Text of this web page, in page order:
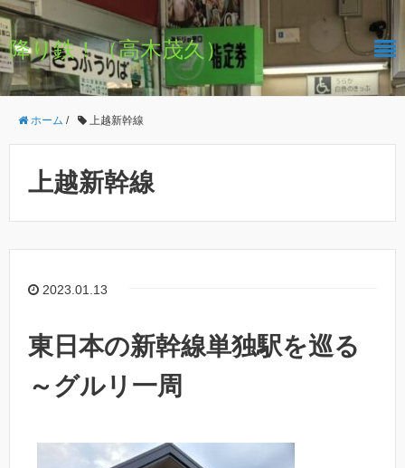
降り鉄！（高木茂久）
ホーム / 上越新幹線
上越新幹線
2023.01.13
東日本の新幹線単独駅を巡る
～グルリ一周